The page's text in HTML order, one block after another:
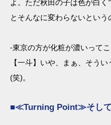
よ。ただ秋田の子は色が白
とそんなに変わらないという
-東京の方が化粧が濃いって
【一斗】いや、まぁ、そう
(笑)。
■≪Turning Point≫そして